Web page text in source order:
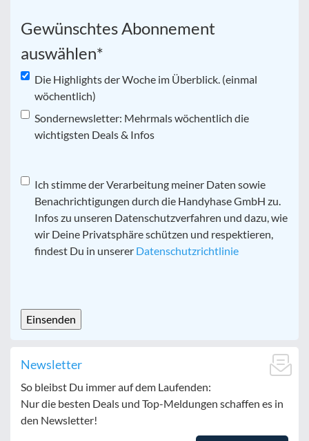
Gewünschtes Abonnement
auswählen*
Die Highlights der Woche im Überblick. (einmal
wöchentlich)
Sondernewsletter: Mehrmals wöchentlich die
wichtigsten Deals & Infos
Datenschutz*
Ich stimme der Verarbeitung meiner Daten sowie
Benachrichtigungen durch die Handyhase GmbH zu.
Infos zu unseren Datenschutzverfahren und dazu, wie
wir Deine Privatsphäre schützen und respektieren,
findest Du in unserer Datenschutzrichtlinie
Newsletter
So bleibst Du immer auf dem Laufenden:
Nur die besten Deals und Top-Meldungen schaffen es in
den Newsletter!